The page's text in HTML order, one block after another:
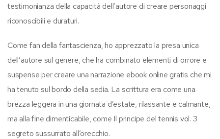
testimonianza della capacità dell’autore di creare personaggi
riconoscibili e duraturi.
Come fan della fantascienza, ho apprezzato la presa unica
dell’autore sul genere, che ha combinato elementi di orrore e
suspense per creare una narrazione ebook online gratis che mi
ha tenuto sul bordo della sedia. La scrittura era come una
brezza leggera in una giornata d’estate, rilassante e calmante,
ma alla fine dimenticabile, come Il principe del tennis vol. 3
segreto sussurrato all’orecchio.